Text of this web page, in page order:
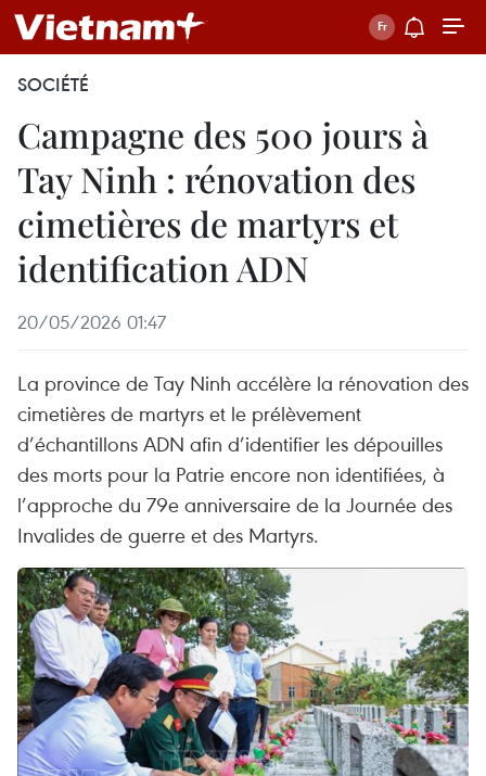
SOCIÉTÉ
Campagne des 500 jours à
Tay Ninh : rénovation des
cimetières de martyrs et
identification ADN
20/05/2026 01:47
La province de Tay Ninh accélère la rénovation des
cimetières de martyrs et le prélèvement
d’échantillons ADN afin d’identifier les dépouilles
des morts pour la Patrie encore non identifiées, à
l’approche du 79e anniversaire de la Journée des
Invalides de guerre et des Martyrs.